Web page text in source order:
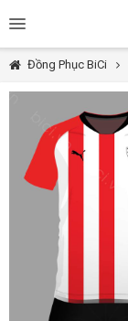
Đồng Phục BiCi